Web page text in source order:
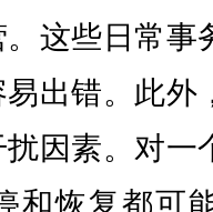
这些日常事
出错。此外
因素。对一
和恢复都可